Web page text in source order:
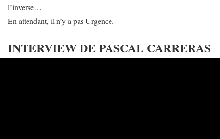
l’inverse…
En attendant, il n’y a pas Urgence.
INTERVIEW DE PASCAL CARRERAS